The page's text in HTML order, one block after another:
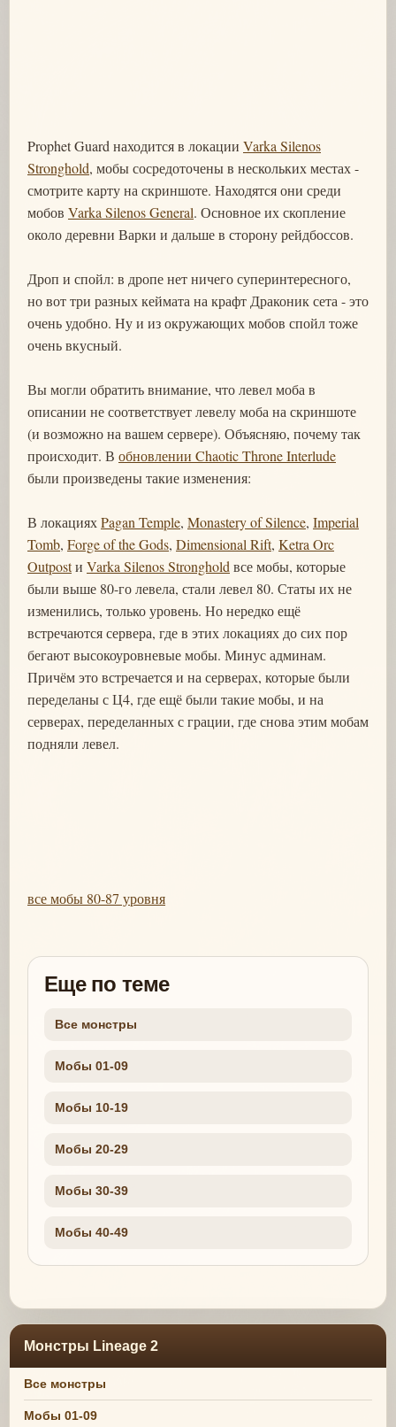
Prophet Guard находится в локации Varka Silenos
Stronghold, мобы сосредоточены в нескольких местах -
смотрите карту на скриншоте. Находятся они среди
мобов Varka Silenos General. Основное их скопление
около деревни Варки и дальше в сторону рейдбоссов.
Дроп и спойл: в дропе нет ничего суперинтересного,
но вот три разных кеймата на крафт Драконик сета - это
очень удобно. Ну и из окружающих мобов спойл тоже
очень вкусный.
Вы могли обратить внимание, что левел моба в
описании не соответствует левелу моба на скриншоте
(и возможно на вашем сервере). Объясняю, почему так
происходит. В обновлении Chaotic Throne Interlude
были произведены такие изменения:
В локацияхPagan Temple, Monastery of Silence, Imperial
Tomb, Forge of the Gods, Dimensional Rift, Ketra Orc
Outpostи Varka Silenos Stronghold все мобы, которые
были выше 80-го левела, стали левел 80. Статы их не
изменились, только уровень. Но нередко ещё
встречаются сервера, где в этих локациях до сих пор
бегают высокоуровневые мобы. Минус админам.
Причём это встречается и на серверах, которые были
переделаны с Ц4, где ещё были такие мобы, и на
серверах, переделанных с грации, где снова этим мобам
подняли левел.
все мобы 80-87 уровня
Еще по теме
Все монстры
Мобы 01-09
Мобы 10-19
Мобы 20-29
Мобы 30-39
Мобы 40-49
Монстры Lineage 2
Все монстры
Мобы 01-09